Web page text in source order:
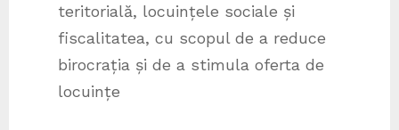
teritorială, locuințele sociale și
fiscalitatea, cu scopul de a reduce
birocrația și de a stimula oferta de
locuințe